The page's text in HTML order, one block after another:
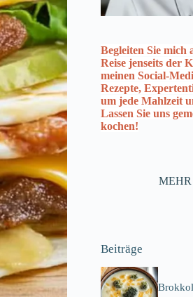
Begleiten Sie mich
Reise jenseits der
meinen Social-
Rezepte,
um jede Mahlzeit
Lassen Sie uns
kochen!
Beiträge